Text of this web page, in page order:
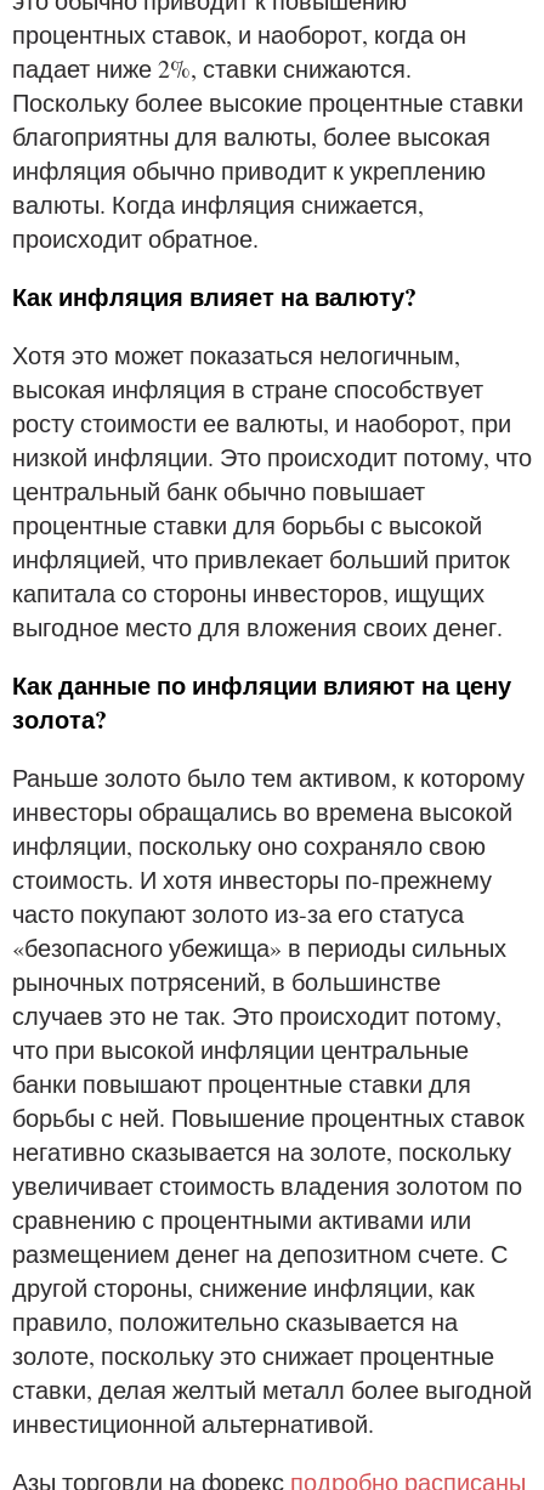
процентных ставок, и наоборот, когда он
падает ниже 2%, ставки снижаются.
Поскольку более высокие процентные ставки
благоприятны для валюты, более высокая
инфляция обычно приводит к укреплению
валюты. Когда инфляция снижается,
происходит обратное.
Как инфляция влияет на валюту?
Хотя это может показаться нелогичным,
высокая инфляция в стране способствует
росту стоимости ее валюты, и наоборот, при
низкой инфляции. Это происходит потому, что
центральный банк обычно повышает
процентные ставки для борьбы с высокой
инфляцией, что привлекает больший приток
капитала со стороны инвесторов, ищущих
выгодное место для вложения своих денег.
Как данные по инфляции влияют на цену
золота?
Раньше золото было тем активом, к которому
инвесторы обращались во времена высокой
инфляции, поскольку оно сохраняло свою
стоимость. И хотя инвесторы по-прежнему
часто покупают золото из-за его статуса
«безопасного убежища» в периоды сильных
рыночных потрясений, в большинстве
случаев это не так. Это происходит потому,
что при высокой инфляции центральные
банки повышают процентные ставки для
борьбы с ней. Повышение процентных ставок
негативно сказывается на золоте, поскольку
увеличивает стоимость владения золотом по
сравнению с процентными активами или
размещением денег на депозитном счете. С
другой стороны, снижение инфляции, как
правило, положительно сказывается на
золоте, поскольку это снижает процентные
ставки, делая желтый металл более выгодной
инвестиционной альтернативой.
Азы торговли на форекс подробно расписаны